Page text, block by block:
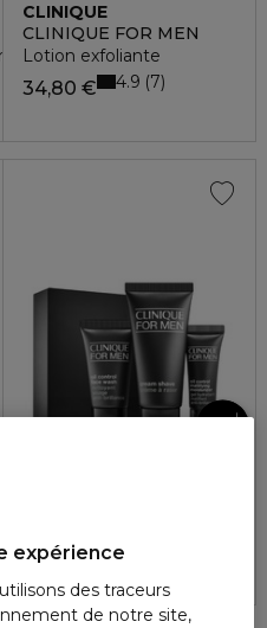
Visage
CLINIQUE
CLINIQUE FOR MEN
Lotion exfoliante
34,80 € 4.9 7
37,80 € 3.4
expérience
utilisons des traceurs
de notre site,